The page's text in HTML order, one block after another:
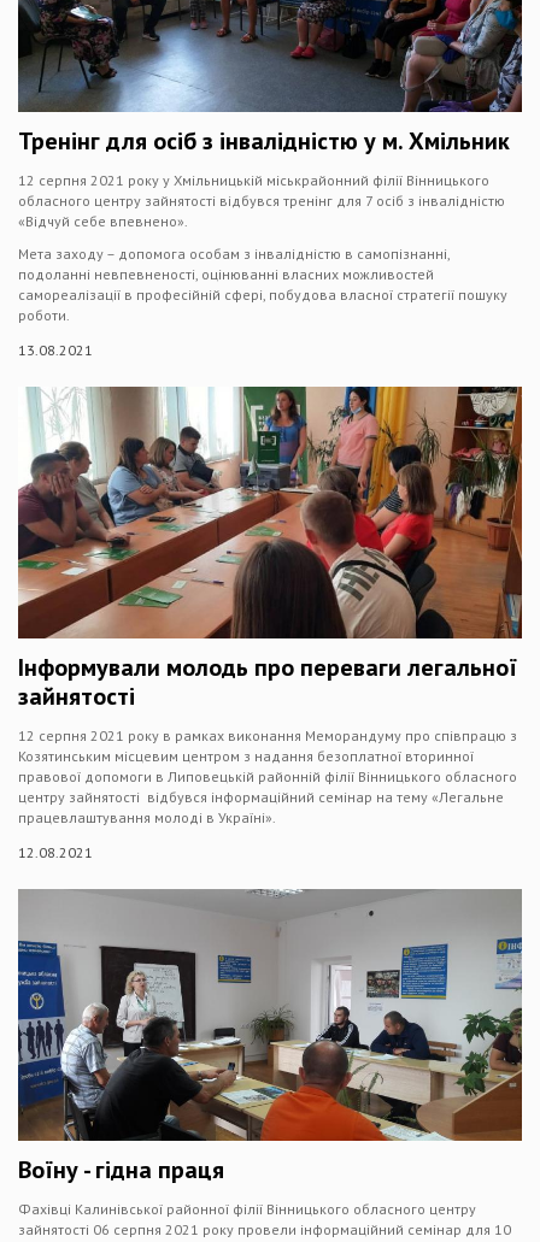
Тренінг для осіб з інвалідністю у м. Хмільник
12 серпня 2021 року у Хмільницькій міськрайонний філії Вінницького
обласного центру зайнятості відбувся тренінг для 7 осіб з інвалідністю
«Відчуй себе впевнено».
Мета заходу – допомога особам з інвалідністю в самопізнанні,
подоланні невпевненості, оцінюванні власних можливостей
самореалізації в професійній сфері, побудова власної стратегії пошуку
роботи.
13.08.2021
Інформували молодь про переваги легальної
зайнятості
12 серпня 2021 року в рамках виконання Меморандуму про співпрацю з
Козятинським місцевим центром з надання безоплатної вторинної
правової допомоги в Липовецькій районній філії Вінницького обласного
центру зайнятості відбувся інформаційний семінар на тему «Легальне
працевлаштування молоді в Україні».
12.08.2021
Воїну - гідна праця
Фахівці Калинівської районної філії Вінницького обласного центру
зайнятості 06 серпня 2021 року провели інформаційний семінар для 10